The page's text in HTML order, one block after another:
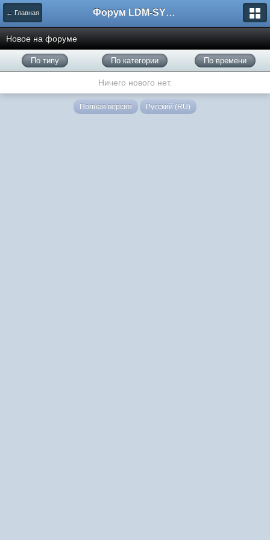
← Главная Форум LDM-SYSTEMS
Новое на форуме
По типу По категории По времени
Ничего нового нет.
Полная версия Русский (RU)